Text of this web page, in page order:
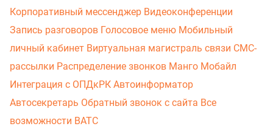
Корпоративный мессенджер Видеоконференции
Запись разговоров Голосовое меню Мобильный
личный кабинет Виртуальная магистраль связи СМС-
рассылки Распределение звонков Манго Мобайл
Интеграция с ОПДкРК Автоинформатор
Автосекретарь Обратный звонок с сайта Все
возможности ВАТС